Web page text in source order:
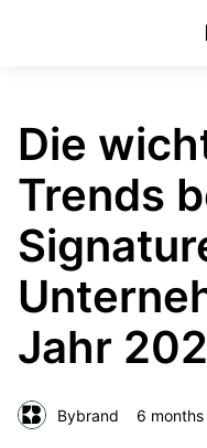
Die
Trends
Jahr
Bybrand 6